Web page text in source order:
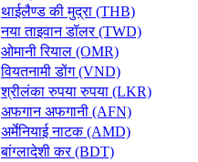
थाईलैण्ड की मुद्रा (THB)
नया ताइवान डॉलर (TWD)
ओमानी रियाल (OMR)
वियतनामी डोंग (VND)
श्रीलंका रुपया रुपया (LKR)
अफगान अफगानी (AFN)
अर्मेनियाई नाटक (AMD)
बांग्लादेशी कर (BDT)